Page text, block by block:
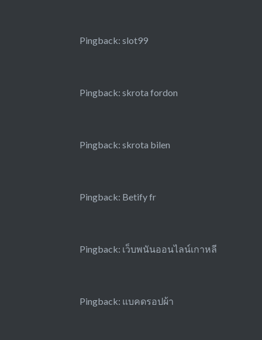
Pingback: slot99
Pingback: skrota fordon
Pingback: skrota bilen
Pingback: Betify fr
Pingback: เว็บพนันออนไลน์เกาหลี
Pingback: แบคดรอปผ้า